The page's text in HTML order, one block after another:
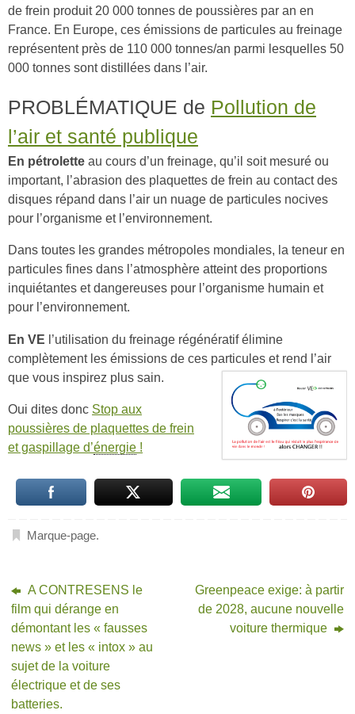
de frein produit 20 000 tonnes de poussières par an en
France. En Europe, ces émissions de particules au freinage
représentent près de 110 000 tonnes/an parmi lesquelles 50
000 tonnes sont distillées dans l’air.
PROBLÉMATIQUE de Pollution de
l’air et santé publique
En pétrolette au cours d’un freinage, qu’il soit mesuré ou
important, l’abrasion des plaquettes de frein au contact des
disques répand dans l’air un nuage de particules nocives
pour l’organisme et l’environnement.
Dans toutes les grandes métropoles mondiales, la teneur en
particules fines dans l’atmosphère atteint des proportions
inquiétantes et dangereuses pour l’organisme humain et
pour l’environnement.
En VE l’utilisation du freinage régénératif élimine
complètement les émissions de ces particules et rend l’air
que vous inspirez plus sain.
Oui dites donc Stop aux
poussières de plaquettes de frein
et gaspillage d’énergie !
Marque-page.
A CONTRESENS le
film qui dérange en
démontant les « fausses
news » et les « intox » au
sujet de la voiture
électrique et de ses
batteries.
Greenpeace exige: à partir
de 2028, aucune nouvelle
voiture thermique